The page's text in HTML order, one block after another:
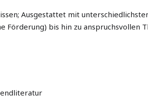
Ausgestattet mit
bis hin zu anspruchsvollen